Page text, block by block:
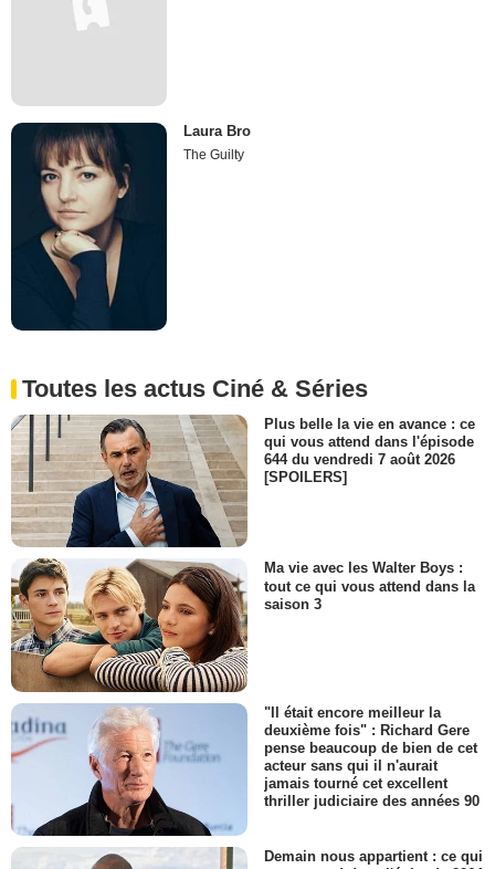
Laura Bro
The Guilty
Toutes les actus Ciné & Séries
Plus belle la vie en avance : ce
qui vous attend dans l'épisode
644 du vendredi 7 août 2026
[SPOILERS]
Ma vie avec les Walter Boys :
tout ce qui vous attend dans la
saison 3
"Il était encore meilleur la
deuxième fois" : Richard Gere
pense beaucoup de bien de cet
acteur sans qui il n'aurait
jamais tourné cet excellent
thriller judiciaire des années 90
Demain nous appartient : ce qui